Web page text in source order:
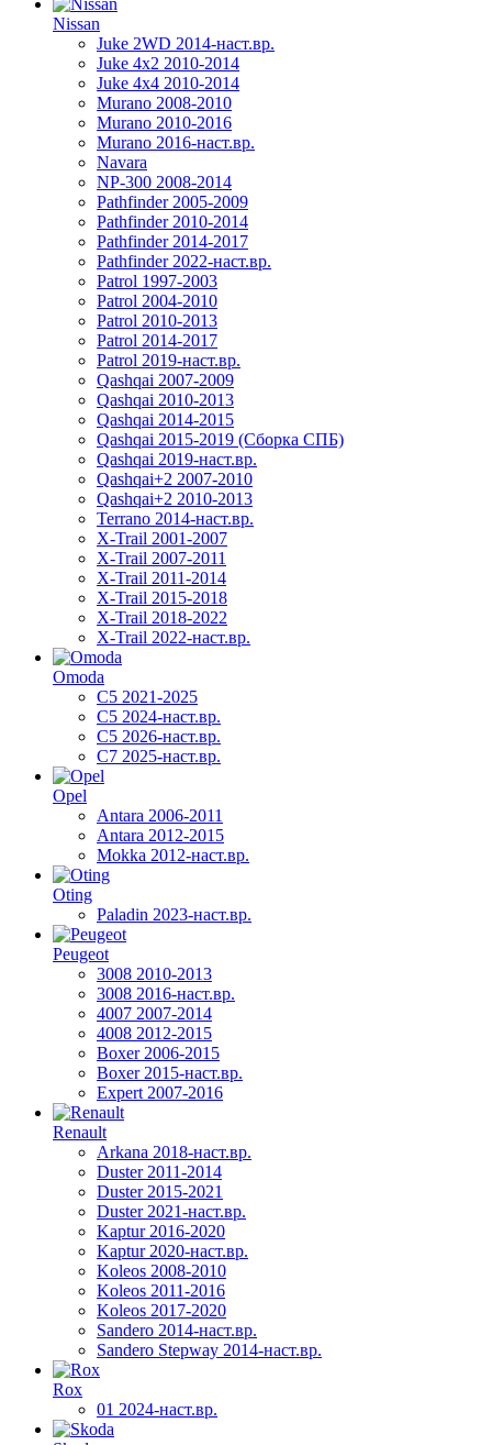
Nissan
Juke 2WD 2014-наст.вр.
Juke 4x2 2010-2014
Juke 4x4 2010-2014
Murano 2008-2010
Murano 2010-2016
Murano 2016-наст.вр.
Navara
NP-300 2008-2014
Pathfinder 2005-2009
Pathfinder 2010-2014
Pathfinder 2014-2017
Pathfinder 2022-наст.вр.
Patrol 1997-2003
Patrol 2004-2010
Patrol 2010-2013
Patrol 2014-2017
Patrol 2019-наст.вр.
Qashqai 2007-2009
Qashqai 2010-2013
Qashqai 2014-2015
Qashqai 2015-2019 (Сборка СПБ)
Qashqai 2019-наст.вр.
Qashqai+2 2007-2010
Qashqai+2 2010-2013
Terrano 2014-наст.вр.
X-Trail 2001-2007
X-Trail 2007-2011
X-Trail 2011-2014
X-Trail 2015-2018
X-Trail 2018-2022
X-Trail 2022-наст.вр.
Omoda
C5 2021-2025
C5 2024-наст.вр.
C5 2026-наст.вр.
C7 2025-наст.вр.
Opel
Antara 2006-2011
Antara 2012-2015
Mokka 2012-наст.вр.
Oting
Paladin 2023-наст.вр.
Peugeot
3008 2010-2013
3008 2016-наст.вр.
4007 2007-2014
4008 2012-2015
Boxer 2006-2015
Boxer 2015-наст.вр.
Expert 2007-2016
Renault
Arkana 2018-наст.вр.
Duster 2011-2014
Duster 2015-2021
Duster 2021-наст.вр.
Kaptur 2016-2020
Kaptur 2020-наст.вр.
Koleos 2008-2010
Koleos 2011-2016
Koleos 2017-2020
Sandero 2014-наст.вр.
Sandero Stepway 2014-наст.вр.
Rox
01 2024-наст.вр.